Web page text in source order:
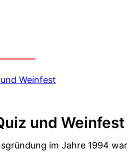
und Weinfest
im Jahre 1994 war